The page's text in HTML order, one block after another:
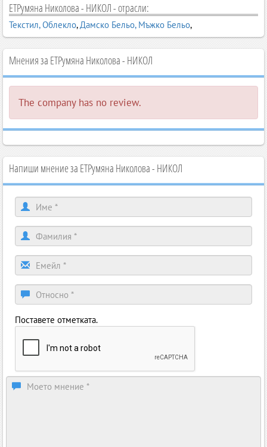
ЕТРумяна Николова - НИКОЛ - отрасли:
Текстил, Облекло,Дамско Бельо, Мъжко Бельо,
Мнения за ЕТРумяна Николова - НИКОЛ
The company has no review.
Напиши мнение за ЕТРумяна Николова - НИКОЛ
Поставете отметката.